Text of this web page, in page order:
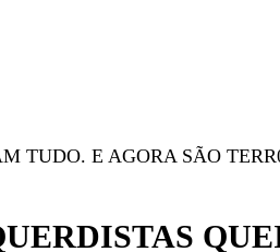
TUDO. E AGORA SÃO